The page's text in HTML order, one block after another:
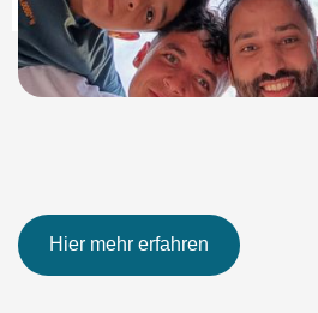
Hier mehr erfahren